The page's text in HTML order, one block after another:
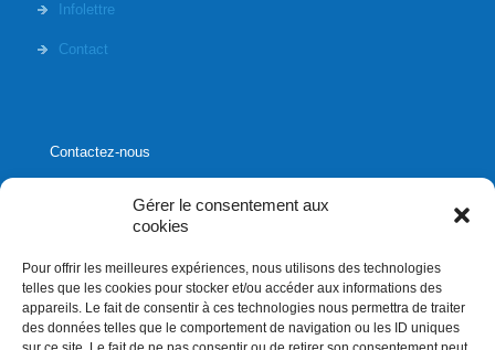
Gérer le consentement aux
cookies
Pour offrir les meilleures expériences, nous utilisons des technologies
telles que les cookies pour stocker et/ou accéder aux informations des
appareils. Le fait de consentir à ces technologies nous permettra de traiter
des données telles que le comportement de navigation ou les ID uniques
Infolettre
Contact
Contactez-nous
1020, rue Bouvier, suite 400,
Québec (Québec) G2K 0K9
info[]affluences.ca